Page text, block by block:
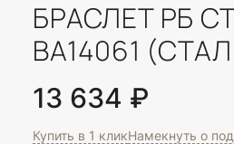
БРАСЛЕТ РБ
BA14061
13 634 ₽
Купить в 1 кликНамекнуть о